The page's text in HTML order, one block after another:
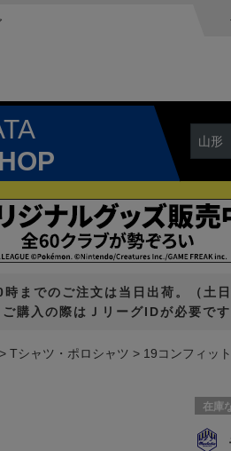
山形
までのご注文は当日出荷。（土日
ご購入の際はＪリーグIDが必要です
Tシャツ・ポロシャツ 19コンフィッ
在庫